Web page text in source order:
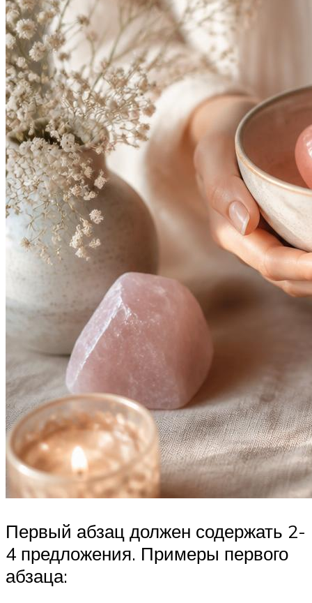
Первый абзац должен содержать 2-
4 предложения. Примеры первого
абзаца: